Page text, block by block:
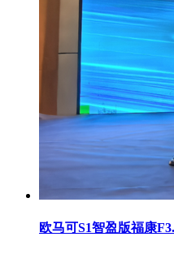
欧马可S1智盈版福康